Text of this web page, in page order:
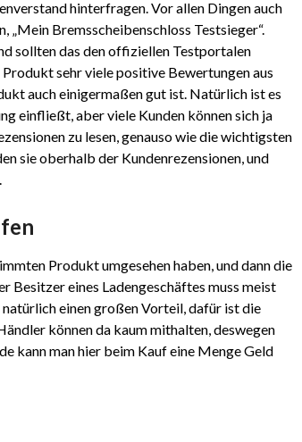
hinterfragen. Vor allen Dingen auch
„Mein Brems­schei­ben­sch­loss Testsieger“.
sollten das den offiziellen Testportalen
sehr viele positive Bewertungen aus
auch einigermaßen gut ist. Natürlich ist es
einfließt, aber viele Kunden können sich ja
zu lesen, genauso wie die wichtigsten
sie oberhalb der Kundenrezensionen, und
Produkt umgesehen haben, und dann die
Besitzer eines Ladengeschäftes muss meist
einen großen Vorteil, dafür ist die
können da kaum mithalten, deswegen
kann man hier beim Kauf eine Menge Geld